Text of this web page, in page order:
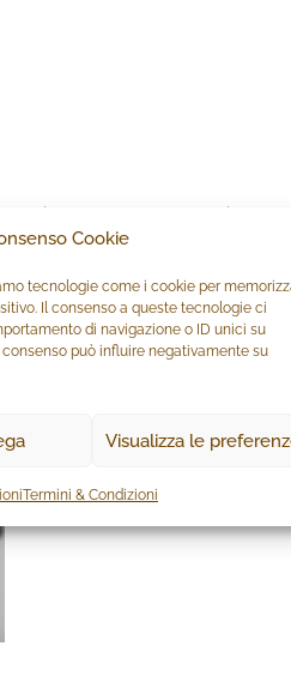
Cookie
tecnologie come i cookie per
Il consenso a queste tecnologie ci
di navigazione o ID unici su
può influire negativamente su
Visualizza le
Termini & Condizioni
bianco forma ovale. Lati
ornamentale. Idea regalo